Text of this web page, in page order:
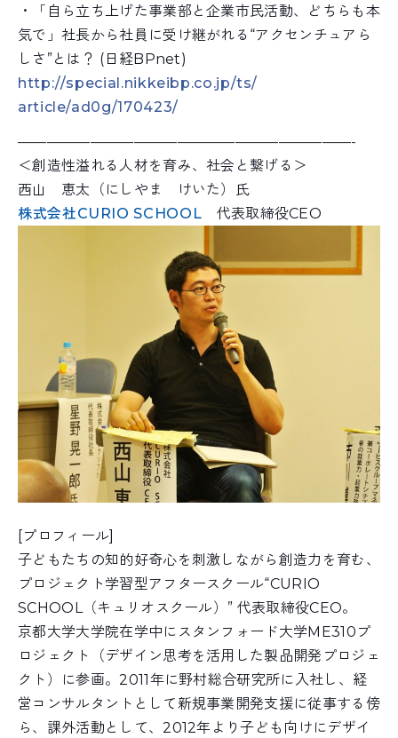
・「自ら立ち上げた事業部と企業市民活動、どちらも本
気で」社長から社員に受け継がれる“アクセンチュアら
しさ ”とは？ (日経BPnet)
http://special.nikkeibp.co.jp/ts/
article/ad0g/170423/
———————————————————————-
＜創造性溢れる人材を育み、社会と繋げる＞
西山 恵太（にしやま けいた）氏
株式会社CURIO SCHOOL 代表取締役CEO
[プロフィール]
子どもたちの知的好奇心を刺激しながら創造力を育む、
プ ロジェクト学習型アフタースクール“CURIO
SCHOOL（キュリオスクール）” 代表取締役CEO。
京都大学大学院在学中にスタンフォード大学ME310プ
ロジェクト（デザイン思考を活用した製品開発プロジェ
ク ト）に参画。2011年に野村総合研究所に入社し、経
営 コンサルタントとして新規事業開発支援に従事する傍
ら、 課外活動として、2012年より子ども向けにデザイ